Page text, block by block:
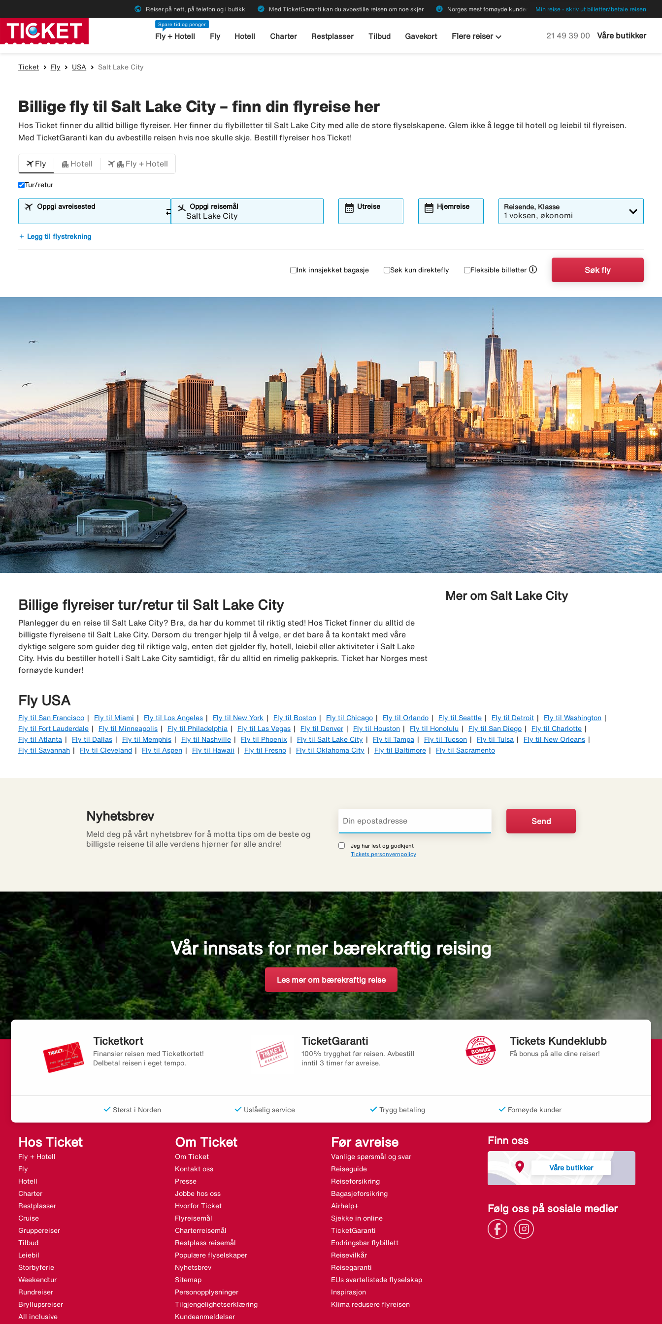
public Reiser på nett, på telefon og i butikk verified Med TicketGaranti kan du avbestille reisen om noe skjer emoji_emotions Norges mest fornøyde kunder Min reise - skriv ut billetter/betale reisen
Spare tid og penger
Fly + Hotell Fly Hotell Charter Restplasser Tilbud Gavekort Flere reiserkeyboard_arrow_down Ring oss på
21 49 39 00 Våre butikker
Ticket Fly USA Salt Lake City
Billige fly til Salt Lake City – finn din flyreise her
Hos Ticket finner du alltid billige flyreiser. Her finner du flybilletter til Salt Lake City med alle de store flyselskapene. Glem ikke å legge til hotell og leiebil til flyreisen.
Med TicketGaranti kan du avbestille reisen hvis noe skulle skje. Bestill flyreiser hos Ticket!
Fly Hotell Fly + Hotell
Tur/retur
Oppgi avreisested sync_alt Oppgi reisemål Utreise
calendar_month Hjemreise
calendar_month Reisende, Klasse
1 voksen, økonomi
add Legg til flystrekning
Ink innsjekket bagasje Søk kun direktefly Fleksible billetter Søk fly
Billige flyreiser tur/retur til Salt Lake City
Planlegger du en reise til Salt Lake City? Bra, da har du kommet til riktig sted! Hos Ticket finner du alltid de
billigste flyreisene til Salt Lake City. Dersom du trenger hjelp til å velge, er det bare å ta kontakt med våre
dyktige selgere som guider deg til riktige valg, enten det gjelder fly, hotell, leiebil eller aktiviteter i Salt Lake
City. Hvis du bestiller hotell i Salt Lake City samtidigt, får du alltid en rimelig pakkepris. Ticket har Norges mest
fornøyde kunder!
Mer om Salt Lake City
Fly USA
Fly til San Francisco Fly til Miami Fly til Los Angeles Fly til New York Fly til Boston Fly til Chicago Fly til Orlando Fly til Seattle Fly til Detroit
Fly til Washington
Fly til Fort Lauderdale
Fly til Minneapolis Fly til Philadelphia Fly til Las Vegas Fly til Denver Fly til Houston Fly til Honolulu Fly til San Diego
Fly til Charlotte
Fly til Atlanta
Fly til Dallas Fly til Memphis Fly til Nashville Fly til Phoenix Fly til Salt Lake City Fly til Tampa Fly til Tucson Fly til Tulsa
Fly til New Orleans
Fly til Savannah
Fly til Cleveland Fly til Aspen Fly til Hawaii Fly til Fresno Fly til Oklahoma City Fly til Baltimore Fly til Sacramento
Nyhetsbrev
Meld deg på vårt nyhetsbrev for å motta tips om de beste og
billigste reisene til alle verdens hjørner før alle andre!
Jeg har lest og godkjent
Tickets personvernpolicy
Vår innsats for mer bærekraftig reising
Les mer om bærekraftig reise
Ticketkort
Finansier reisen med Ticketkortet!
Delbetal reisen i eget tempo.
TicketGaranti
100% trygghet før reisen. Avbestill
inntil 3 timer før avreise.
Tickets Kundeklubb
Få bonus på alle dine reiser!
Størst i Norden Uslåelig service Trygg betaling Fornøyde kunder
Hos Ticket
Fly + Hotell
Fly
Hotell
Charter
Restplasser
Cruise
Gruppereiser
Tilbud
Leiebil
Storbyferie
Weekendtur
Rundreiser
Bryllupsreiser
All inclusive
Om Ticket
Om Ticket
Kontakt oss
Presse
Jobbe hos oss
Hvorfor Ticket
Flyreisemål
Charterreisemål
Restplass reisemål
Populære flyselskaper
Nyhetsbrev
Sitemap
Personopplysninger
Tilgjengelighetserklæring
Kundeanmeldelser
Før avreise
Vanlige spørsmål og svar
Reiseguide
Reiseforsikring
Bagasjeforsikring
Airhelp+
Sjekke in online
TicketGaranti
Endringsbar flybillett
Reisevilkår
Reisegaranti
EUs svartelistede flyselskap
Inspirasjon
Klima redusere flyreisen
Finn oss
Våre butikker
Følg oss på sosiale medier